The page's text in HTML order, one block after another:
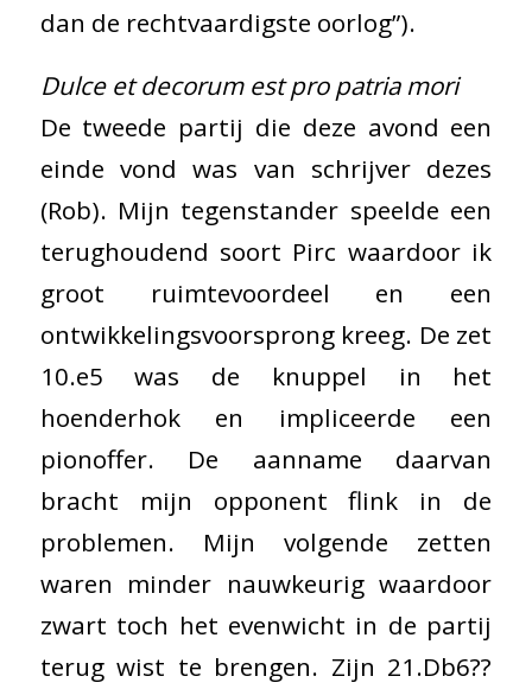
dan de rechtvaardigste oorlog”).
Dulce et decorum est pro patria mori
De tweede partij die deze avond een
einde vond was van schrijver dezes
(Rob). Mijn tegenstander speelde een
terughoudend soort Pirc waardoor ik
groot ruimtevoordeel en een
ontwikkelingsvoorsprong kreeg. De zet
10.e5 was de knuppel in het
hoenderhok en impliceerde een
pionoffer. De aanname daarvan
bracht mijn opponent flink in de
problemen. Mijn volgende zetten
waren minder nauwkeurig waardoor
zwart toch het evenwicht in de partij
terug wist te brengen. Zijn 21.Db6??